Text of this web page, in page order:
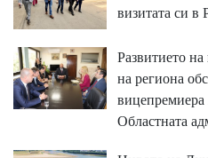
визитата си в
Развитието
на региона
Областната